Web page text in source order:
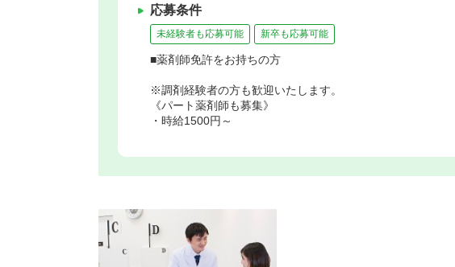
応募条件
未経験者も応募可能 新卒も応募可能
■薬剤師免許をお持ちの方
※調剤経験者の方も歓迎いたします。
《パート薬剤師も募集》
・時給1500円～